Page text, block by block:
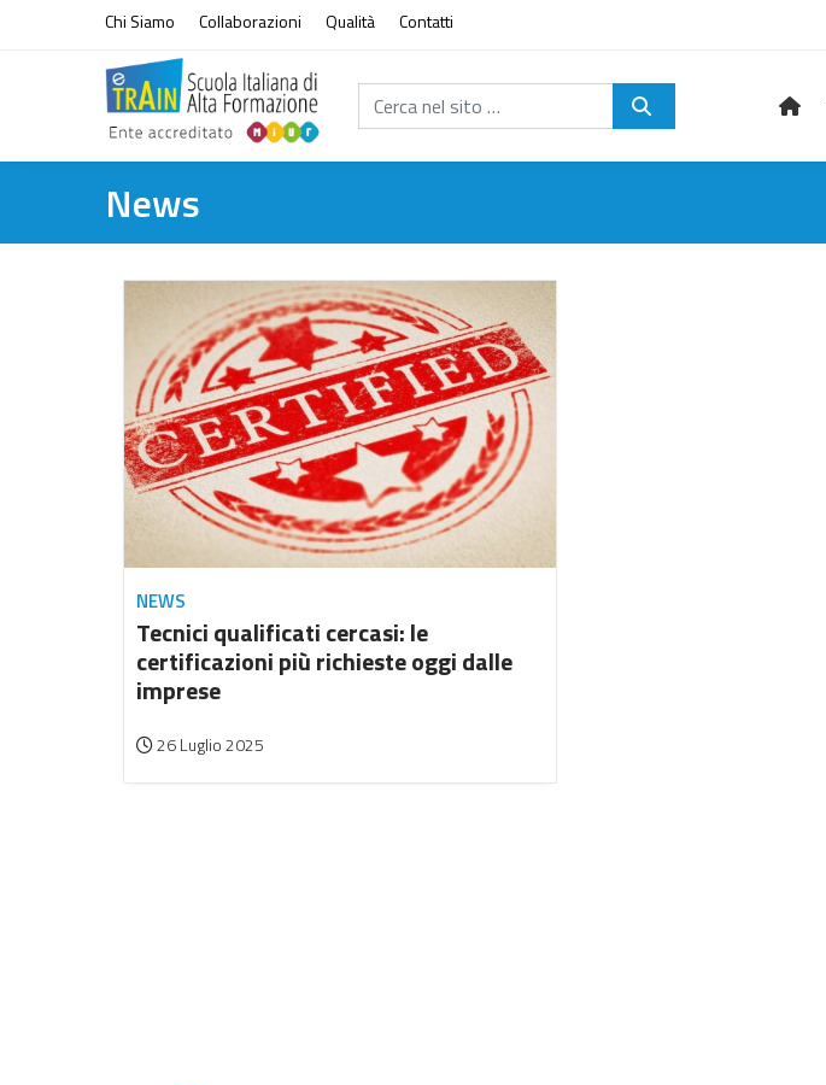
Vai al contenuto
Chi Siamo Collaborazioni Qualità Contatti
Cerca nel sito...
News
NEWS
Tecnici qualificati cercasi: le
certificazioni più richieste oggi dalle
imprese
26 Luglio 2025